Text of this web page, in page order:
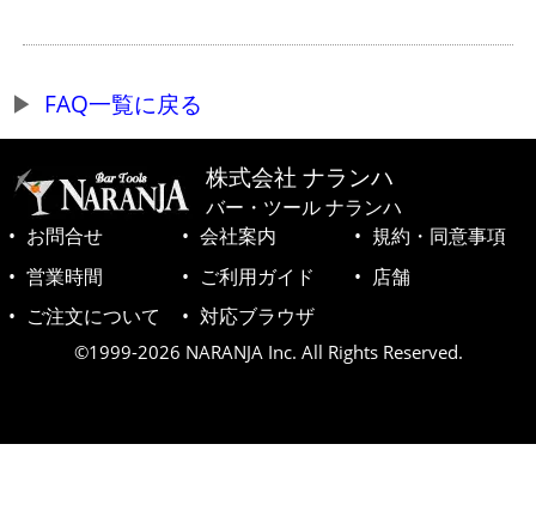
FAQ一覧に戻る
株式会社 ナランハ
バー・ツール ナランハ
お問合せ
会社案内
規約・同意事項
営業時間
ご利用ガイド
店舗
ご注文について
対応ブラウザ
©1999-2026 NARANJA Inc. All Rights Reserved.